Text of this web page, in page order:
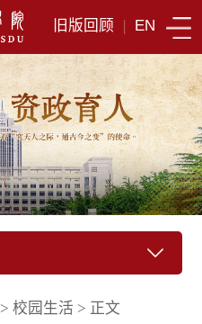
旧版回顾 | EN
>校园生活 > 正文